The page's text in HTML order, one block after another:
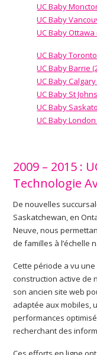
UC Baby
UC Baby
UC Baby Ottawa
UC Baby
UC Baby Barrie
UC Baby Calgary
UC Baby St
UC Baby
UC Baby London
2009 – 2015 :
Technologie
De nouvelles
Saskatchewan, en
Neuve, nous
de familles à l’échelle
Cette période a vu
construction active de
son ancien site web
adaptée aux mobiles,
performances
recherchant des